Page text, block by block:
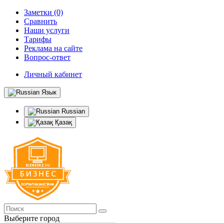
Заметки (0)
Сравнить
Наши услуги
Тарифы
Реклама на сайте
Вопрос-ответ
Личный кабинет
Язык
Russian
Қазақ
Выберите город